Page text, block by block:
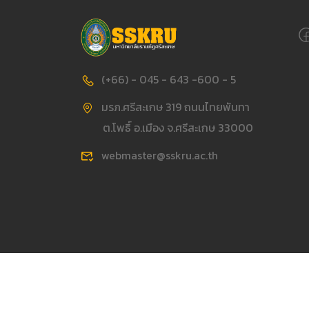
(+66) - 045 - 643 -600 - 5
มรภ.ศรีสะเกษ 319 ถนนไทยพันทา
ต.โพธิ์ อ.เมือง จ.ศรีสะเกษ 33000
webmaster@sskru.ac.th